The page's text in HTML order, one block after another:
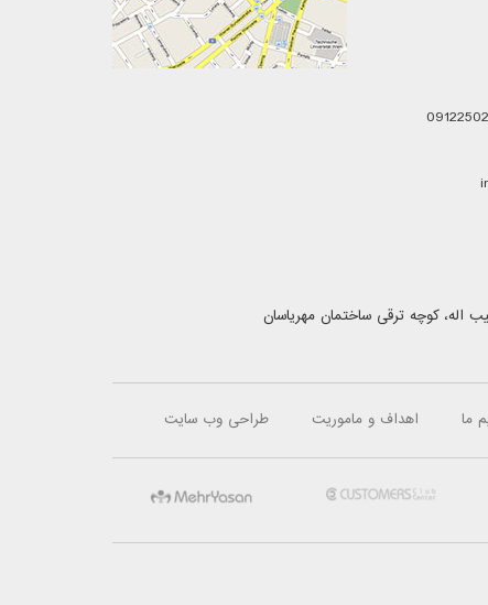
بهار میتواند نام تو باشد
اله، کوچه ترقی ساختمان مهریاسان
ما اهداف و ماموریت طراحی وب سایت